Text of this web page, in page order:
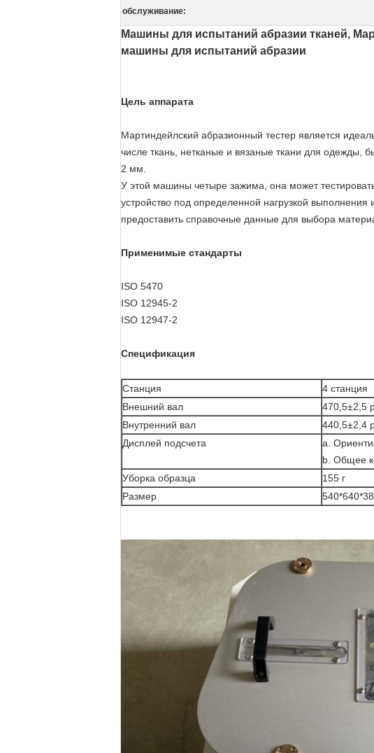
обслуживание:
Машины для испытаний абразии тканей,
машины для испытаний абразии
Цель аппарата
Мартиндейлский абразионный тестер является
числе ткань, нетканые и вязаные ткани для одежды,
2 мм.
У этой машины четыре зажима, она может
устройство под определенной нагрузкой
предоставить справочные данные для выбора
Применимые стандарты
ISO 5470
ISO 12945-2
ISO 12947-2
Спецификация
Станция
4 станция
Внешний вал
470,5±2,5
Внутренний вал
440,5±2,4
Дисплей подсчета
a.
b. Общее
Уборка образца
155 г
Размер